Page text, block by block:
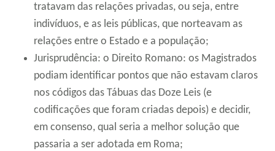
tratavam das relações privadas, ou seja, entre
indivíduos, e as leis públicas, que norteavam as
relações entre o Estado e a população;
Jurisprudência: o Direito Romano: os Magistrados
podiam identificar pontos que não estavam claros
nos códigos das Tábuas das Doze Leis (e
codificações que foram criadas depois) e decidir,
em consenso, qual seria a melhor solução que
passaria a ser adotada em Roma;